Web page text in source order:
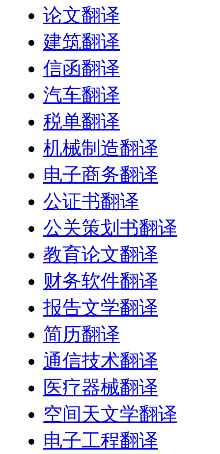
论文翻译
建筑翻译
信函翻译
汽车翻译
税单翻译
机械制造翻译
电子商务翻译
公证书翻译
公关策划书翻译
教育论文翻译
财务软件翻译
报告文学翻译
简历翻译
通信技术翻译
医疗器械翻译
空间天文学翻译
电子工程翻译